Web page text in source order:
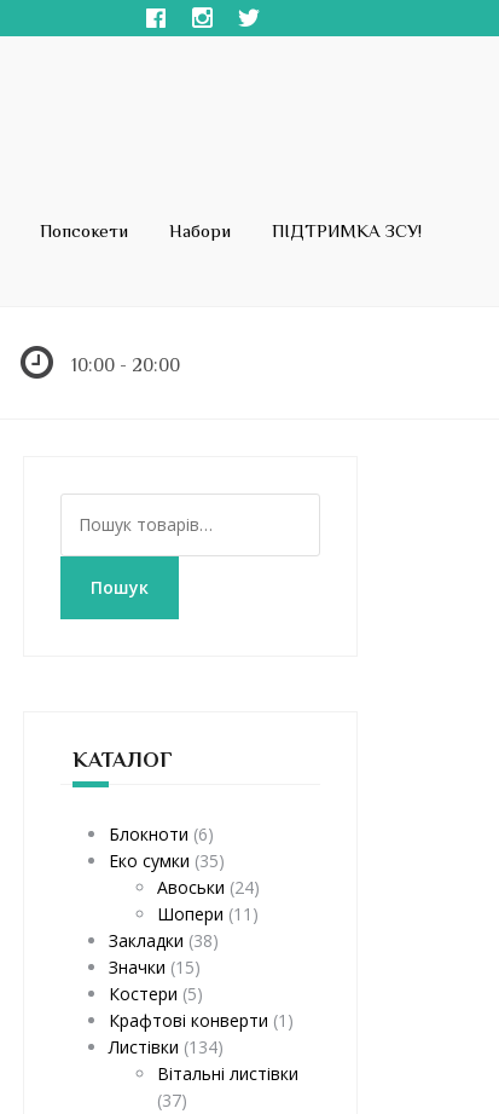
Попсокети Набори ПІДТРИМКА ЗСУ!
10:00 - 20:00
к
Пошук
КАТАЛОГ
Блокноти (6)
Еко сумки (35)
Авоськи (24)
Шопери (11)
Закладки (38)
Значки (15)
Костери (5)
Крафтові конверти (1)
Листівки (134)
Вітальні листівки
(37)